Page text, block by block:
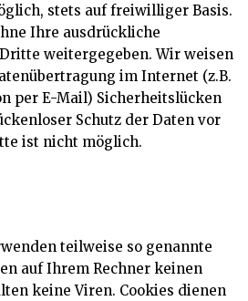
stets auf freiwilliger Basis.
Ihre ausdrückliche
weitergegeben. Wir weisen
im Internet (z.B.
per E-Mail) Sicherheitslücken
Schutz der Daten vor
ist nicht möglich.
teilweise so genannte
auf Ihrem Rechner keinen
keine Viren. Cookies dienen